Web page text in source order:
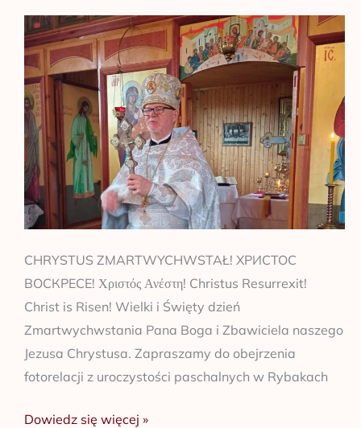
CHRYSTUS ZMARTWYCHWSTAŁ! ХРИСТОС
ВОСКРЕСЕ! Χριστός Ανέστη! Christus Resurrexit!
Christ is Risen! Wielki i Święty dzień
Zmartwychwstania Pana Boga i Zbawiciela naszego
Jezusa Chrystusa. Zapraszamy do obejrzenia
fotorelacji z uroczystości paschalnych w Rybakach
w
Rybakach
Dowiedz się więcej »